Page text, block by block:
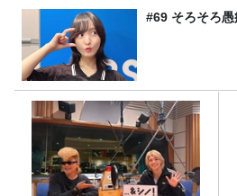
#69 そろそろ愚